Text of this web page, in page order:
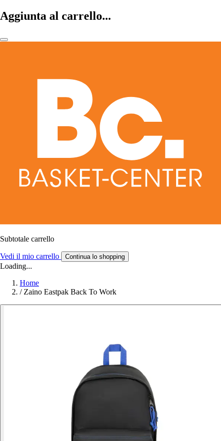
Aggiunta al carrello...
Subtotale carrello
Vedi il mio carrello Continua lo shopping
Loading...
Home
/ Zaino Eastpak Back To Work